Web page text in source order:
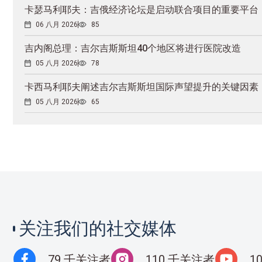
卡瑟马利耶夫：吉俄经济论坛是启动联合项目的重要平台
06 八月 2026 85
吉内阁总理：吉尔吉斯斯坦40个地区将进行医院改造
05 八月 2026 78
卡西马利耶夫阐述吉尔吉斯斯坦国际声望提升的关键因素
05 八月 2026 65
关注我们的社交媒体